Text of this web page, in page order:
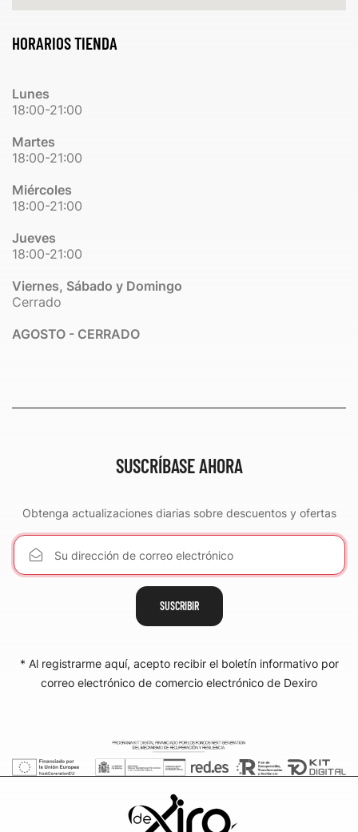
HORARIOS TIENDA
Lunes
18:00-21:00
Martes
18:00-21:00
Miércoles
18:00-21:00
Jueves
18:00-21:00
Viernes, Sábado y Domingo
Cerrado
AGOSTO - CERRADO
SUSCRÍBASE AHORA
Obtenga actualizaciones diarias sobre descuentos y ofertas
SUSCRIBIR
* Al registrarme aquí, acepto recibir el boletín informativo por
correo electrónico de comercio electrónico de Dexiro